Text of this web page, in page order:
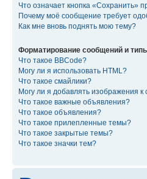
Что означает кнопка «Сохранить»
Почему моё сообщение требует
Как мне вновь поднять мою тему?
Форматирование сообщений и
Что такое BBCode?
Могу ли я использовать HTML?
Что такое смайлики?
Могу ли я добавлять изображения
Что такое важные объявления?
Что такое объявления?
Что такое прилепленные темы?
Что такое закрытые темы?
Что такое значки тем?